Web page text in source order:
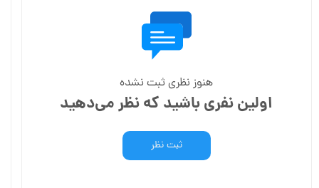
هنوز نظری ثبت نشده
اولین نفری باشید که نظر می‌دهید
ثبت نظر